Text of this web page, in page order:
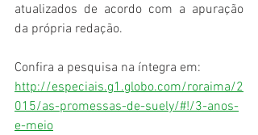
atualizados de acordo com a apuração
da própria redação.
Confira a pesquisa na íntegra em:
http://especiais.g1.globo.com/roraima/2
015/as-promessas-de-suely/#!/3-anos-
e-meio